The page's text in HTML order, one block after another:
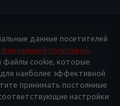
данные посетителей
политикой.
файлы cookie, которые
наиболее эффективной
принимать постоянные
настройки